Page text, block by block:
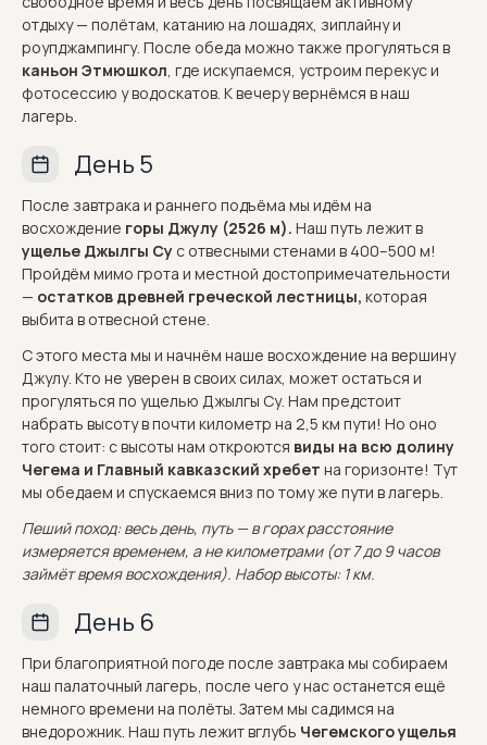
отдыху — полётам, катанию на лошадях, зиплайну и
роупджампингу. После обеда можно также прогуляться в
каньон Этмюшкол, где искупаемся, устроим перекус и
фотосессию у водоскатов. К вечеру вернёмся в наш
лагерь.
День 5
После завтрака и раннего подъёма мы идём на
восхождение горы Джулу (2526 м). Наш путь лежит в
ущелье Джылгы Су с отвесными стенами в 400–500 м!
Пройдём мимо грота и местной достопримечательности
— остатков древней греческой лестницы, которая
выбита в отвесной стене.
С этого места мы и начнём наше восхождение на вершину
Джулу. Кто не уверен в своих силах, может остаться и
прогуляться по ущелью Джылгы Су. Нам предстоит
набрать высоту в почти километр на 2,5 км пути! Но оно
того стоит: с высоты нам откроются виды на всю долину
Чегема и Главный кавказский хребет на горизонте! Тут
мы обедаем и спускаемся вниз по тому же пути в лагерь.
Пеший поход: весь день, путь — в горах расстояние
измеряется временем, а не километрами (от 7 до 9 часов
займёт время восхождения). Набор высоты: 1 км.
День 6
При благоприятной погоде после завтрака мы собираем
наш палаточный лагерь, после чего у нас останется ещё
немного времени на полёты. Затем мы садимся на
внедорожник. Наш путь лежит вглубь Чегемского ущелья